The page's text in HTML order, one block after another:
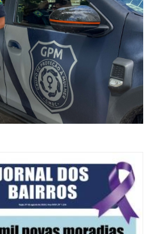
mais de 400 mulheres vítimas de violência
Guarda Municipal